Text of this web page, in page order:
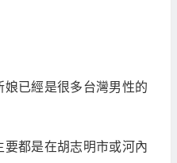
娘已經是很多台灣男性的
要都是在胡志明市或河內